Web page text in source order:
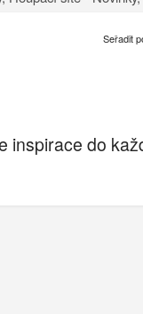
Seřadit
inspirace do